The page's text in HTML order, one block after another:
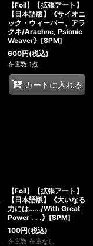
【Foil】【拡張アート】
【日本語版】《サイオニ
ック・ウィーバー、アラ
クネ/Arachne, Psionic
Weaver》[SPM]
600円(税込)
在庫数 1点
カートに入れる
【Foil】【拡張アート】
【日本語版】《大いなる
力には……/With Great
Power . . .》[SPM]
100円(税込)
在庫数 在庫なし